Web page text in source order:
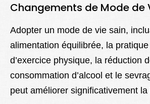
Changements de Mode de
Adopter un mode de vie sain,
alimentation équilibrée, la
d’exercice physique, la réduction
consommation d’alcool et le
peut améliorer significativement